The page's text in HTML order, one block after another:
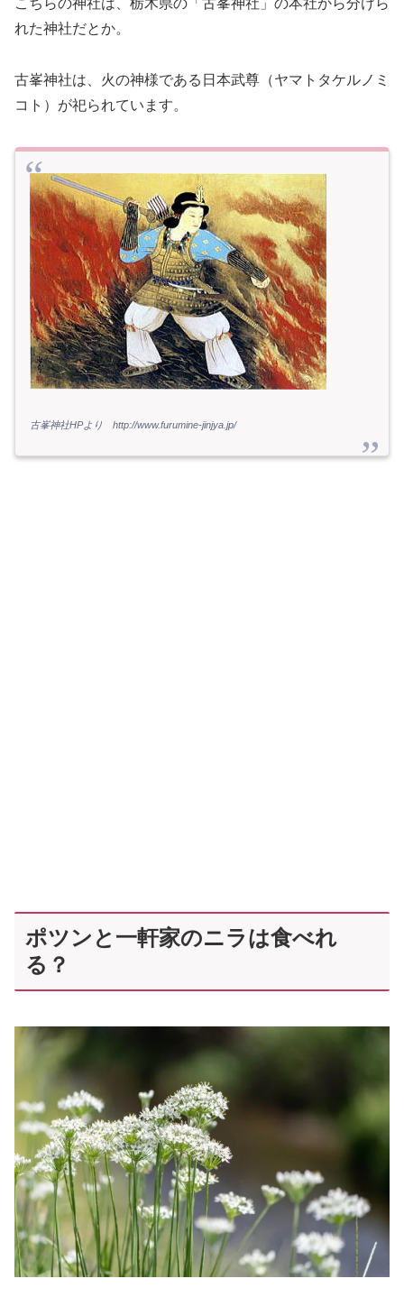
こちらの神社は、栃木県の「古峯神社」の本社から分けら
れた神社だとか。
古峯神社は、火の神様である日本武尊（ヤマトタケルノミ
コト）が祀られています。
古峯神社HPより http://www.furumine-jinjya.jp/
ポツンと一軒家のニラは食べれ
る？